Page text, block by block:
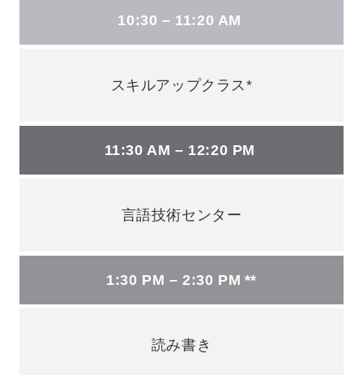
10:30 – 11:20 AM
スキルアップクラス*
11:30 AM – 12:20 PM
言語技術センター
1:30 PM – 2:30 PM **
読み書き